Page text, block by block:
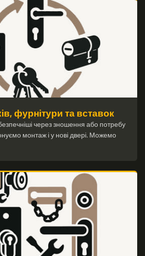
фурнітури та вставок
через зношення або потребу
монтаж і у нові двері. Можемо